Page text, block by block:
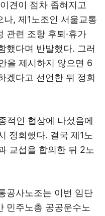
견이 점차 좁혀지고
, 제1노조인 서울교통
관련 조항 후퇴·휴가
했다며 반발했다. 그러
을 제시하지 않으면 6
겠다고 선언한 뒤 정회
적인 협상에 나섰음에
정회했다. 결국 제1노
교섭을 합의한 뒤 2노
공사노조는 이번 임단
민주노총 공공운수노